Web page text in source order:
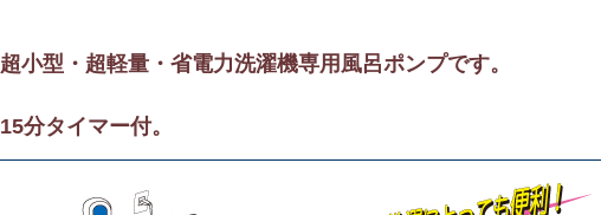
超小型・超軽量・省電力洗濯機専用風呂ポンプです。
15分タイマー付。